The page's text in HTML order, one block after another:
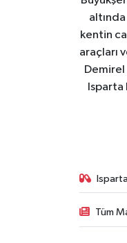
kentin
araçları
Tüm